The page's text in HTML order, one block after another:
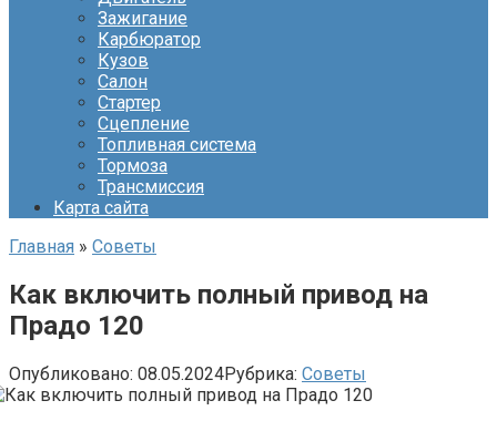
Зажигание
Карбюратор
Кузов
Салон
Стартер
Сцепление
Топливная система
Тормоза
Трансмиссия
Карта сайта
Главная » Советы
Как включить полный привод на
Прадо 120
Опубликовано: 08.05.2024Рубрика: Советы